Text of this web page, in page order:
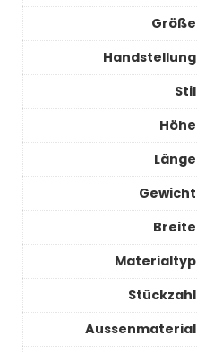
Größe
Handstellung
Stil
Höhe
Länge
Gewicht
Breite
Materialtyp
Stückzahl
Aussenmaterial